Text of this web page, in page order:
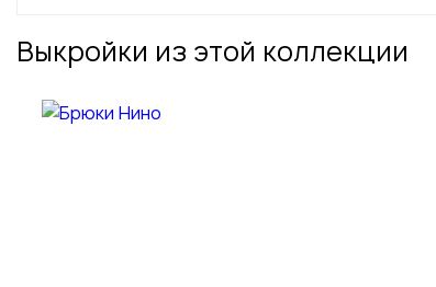
Выкройки из этой коллекции